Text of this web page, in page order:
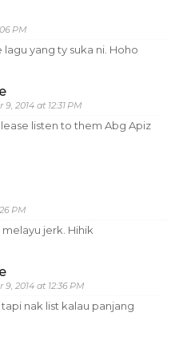
PM
yang ty suka ni. Hoho
2014 at 12:31 PM
listen to them Abg Apiz
PM
jerk. Hihik
2014 at 12:36 PM
tapi nak list kalau panjang